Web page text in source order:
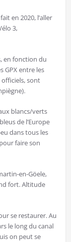
en 2020, l’aller
3,
en fonction du
GPX entre les
sont
blancs/verts
de l’Europe
dans tous les
faire son
en-Göele,
fort. Altitude
se restaurer. Au
le long du canal
on peut se